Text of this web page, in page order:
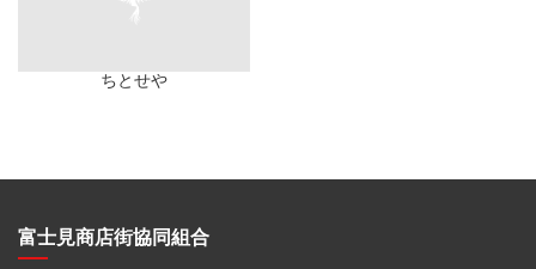
ちとせや
富士見商店街協同組合